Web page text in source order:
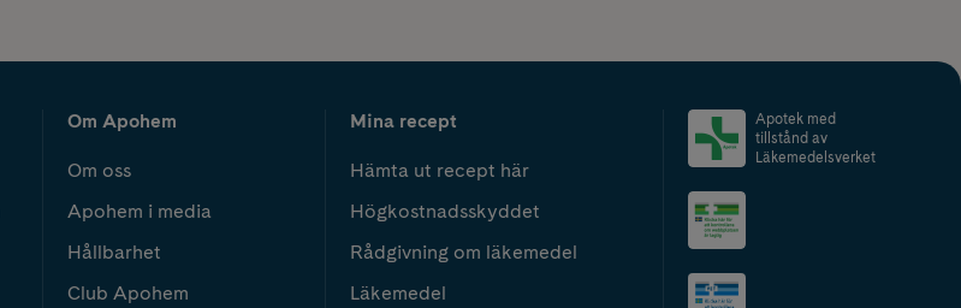
Om Apohem
Om oss
Apohem i media
Hållbarhet
Club Apohem
Mina recept
Hämta ut recept här
Högkostnadsskyddet
Rådgivning om läkemedel
Läkemedel
Apotek med
tillstånd av
Läkemedelsverket